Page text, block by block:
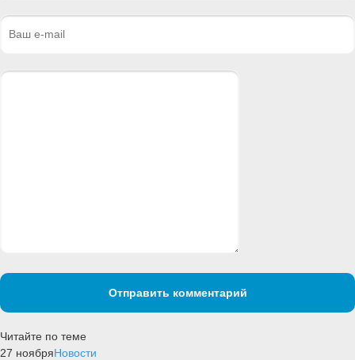
Отправить комментарий
Читайте по теме
27 ноябряНовости